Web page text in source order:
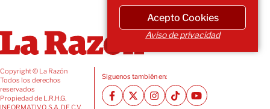
Copyright © La Razón
Todos los derechos
reservados
Propiedad de L.R.H.G.
INFORMATIVO, S.A. DE C.V.
Siguenos también en:
Acepto Cookies
Aviso de privacidad